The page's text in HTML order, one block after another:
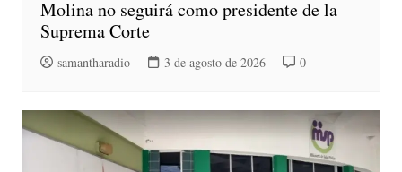
Molina no seguirá como presidente de la
Suprema Corte
samantharadio 3 de agosto de 2026 0